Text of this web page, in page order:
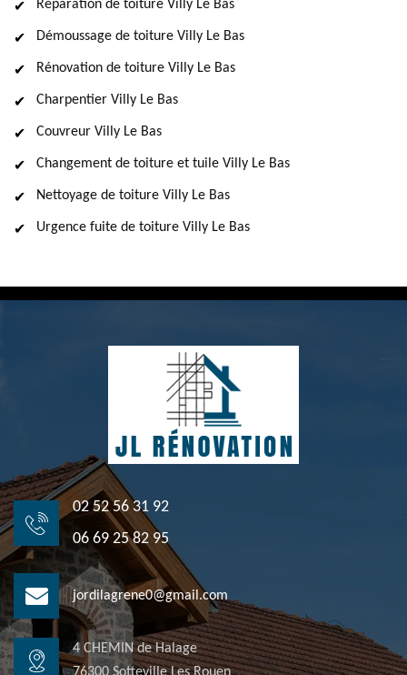
Réparation de toiture Villy Le Bas
Démoussage de toiture Villy Le Bas
Rénovation de toiture Villy Le Bas
Charpentier Villy Le Bas
Couvreur Villy Le Bas
Changement de toiture et tuile Villy Le Bas
Nettoyage de toiture Villy Le Bas
Urgence fuite de toiture Villy Le Bas
02 52 56 31 92
06 69 25 82 95
jordilagrene0@gmail.com
4 CHEMIN de Halage